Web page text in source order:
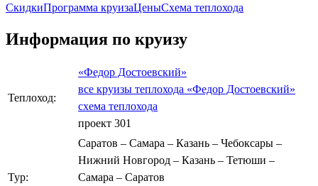
СкидкиПрограмма круизаЦеныСхема теплохода
Информация по круизу
Теплоход:
«Федор Достоевский»
все круизы теплохода «Федор Достоевский»
схема теплохода
проект 301
Тур:
Саратов – Самара – Казань – Чебоксары –
Нижний Новгород – Казань – Тетюши –
Самара – Саратов